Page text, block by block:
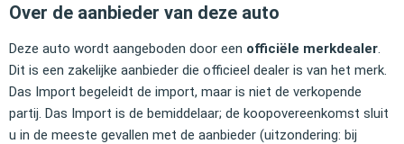
Over de aanbieder van deze auto
Deze auto wordt aangeboden door een officiële merkdealer
Dit is een zakelijke aanbieder die officieel dealer is van het merk.
Das Import begeleidt de import, maar is niet de verkopende
partij. Das Import is de bemiddelaar; de koopovereenkomst sluit
u in de meeste gevallen met de aanbieder (uitzondering: bij